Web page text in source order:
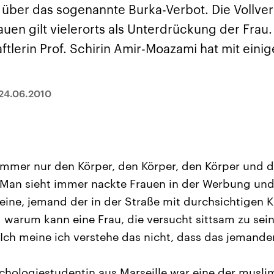
der
hat in der
entfacht. Israel
Diese wird wie
im Libanon
Der Iran – seit der
1979 auch Islamische
von einem
„Moment mal“
Behauptungen auf
kommt eine
das sogenannte Burka-Verbot. Die
gilt vielerorts als Unterdrückung der
Prof. Schirin Amir-Moazami hat mit
nur den Körper, den Körper, den Körper und
sieht immer nackte Frauen in der Werbung
jemand der in der Straße mit durchsichtigen
warum kann eine Frau, die versucht sittsam zu
meine ich verstehe das nicht, dass das